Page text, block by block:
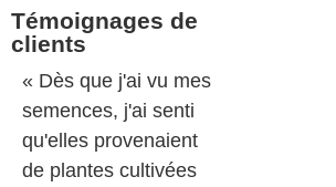
Témoignages de
clients
« Dès que j'ai vu mes
semences, j'ai senti
qu'elles provenaient
de plantes cultivées